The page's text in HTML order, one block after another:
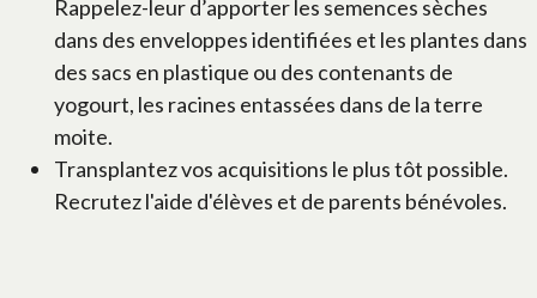
Rappelez-leur d’apporter les semences sèches
dans des enveloppes identifiées et les plantes dans
des sacs en plastique ou des contenants de
yogourt, les racines entassées dans de la terre
moite.
Transplantez vos acquisitions le plus tôt possible.
Recrutez l'aide d'élèves et de parents bénévoles.